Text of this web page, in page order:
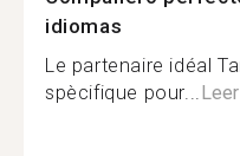
idiomas
Le partenaire idéal
spècifique pour...